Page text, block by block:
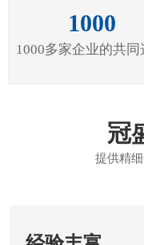
1000
1000多家企业的共同
冠
提供精